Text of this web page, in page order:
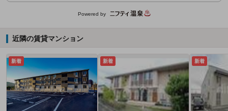
Powered by
近隣の賃貸マンション
新着 新着 新着